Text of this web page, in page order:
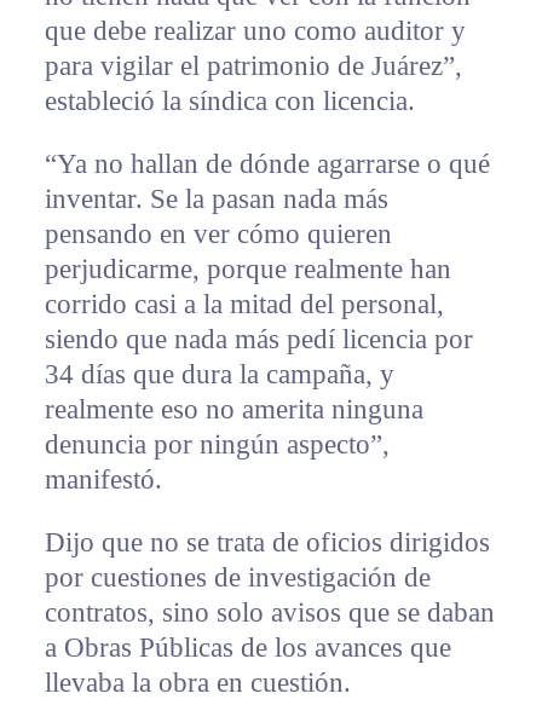
que debe realizar uno como auditor y
para vigilar el patrimonio de Juárez”,
estableció la síndica con licencia.
“Ya no hallan de dónde agarrarse o qué
inventar. Se la pasan nada más
pensando en ver cómo quieren
perjudicarme, porque realmente han
corrido casi a la mitad del personal,
siendo que nada más pedí licencia por
34 días que dura la campaña, y
realmente eso no amerita ninguna
denuncia por ningún aspecto”,
manifestó.
Dijo que no se trata de oficios dirigidos
por cuestiones de investigación de
contratos, sino solo avisos que se daban
a Obras Públicas de los avances que
llevaba la obra en cuestión.